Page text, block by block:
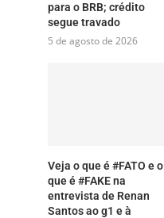
para o BRB; crédito
segue travado
5 de agosto de 2026
Veja o que é #FATO e o
que é #FAKE na
entrevista de Renan
Santos ao g1 e à